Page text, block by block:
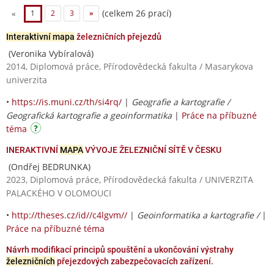
« 1 2 3 » (celkem 26 prací)
Interaktivní mapa železničních přejezdů
(Veronika Vybíralová)
2014, Diplomová práce, Přírodovědecká fakulta / Masarykova
univerzita
• https://is.muni.cz/th/si4rq/ | Geografie a kartografie /
Geografická kartografie a geoinformatika | Práce na příbuzné
téma
INERAKTIVNÍ MAPAVÝVOJE ŽELEZNIČNÍ SÍTĚ V ČESKU
(Ondřej BEDRUNKA)
2023, Diplomová práce, Přírodovědecká fakulta / UNIVERZITA
PALACKÉHO V OLOMOUCI
• http://theses.cz/id//c4lgvm// | Geoinformatika a kartografie / |
Práce na příbuzné téma
Návrh modifikací principů spouštění a ukončování výstrahy
železničních přejezdových zabezpečovacích zařízení.